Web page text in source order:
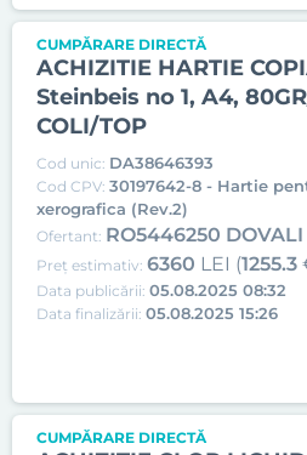
CUMPĂRARE DIRECTĂ
ACHIZITIE HARTIE
Steinbeis no 1, A4,
COLI/TOP
Cod unic: DA38646393
Cod CPV: 30197642-8 - Hartie
xerografica (Rev.2)
Ofertant: RO5446250 DOVALI
Preț estimativ: 6360 LEI (1255.3
Data publicării: 05.08.2025 08:32
Data finalizării: 05.08.2025 15:26
CUMPĂRARE DIRECTĂ